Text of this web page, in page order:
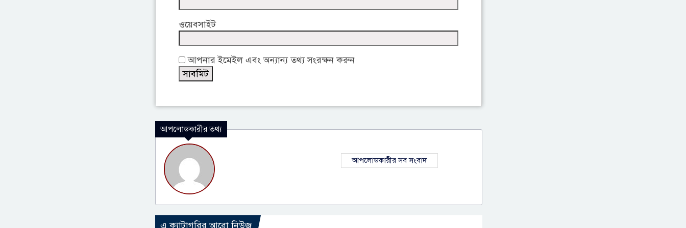
ওয়েবসাইট
আপনার ইমেইল এবং অন্যান্য তথ্য সংরক্ষন করুন
আপলোডকারীর তথ্য
আপলোডকারীর সব সংবাদ
এ ক্যাটাগরির আরো নিউজ